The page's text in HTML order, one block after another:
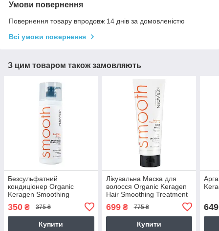
Умови повернення
Повернення товару впродовж 14 днів за домовленістю
Всі умови повернення
З цим товаром також замовляють
Безсульфатний
кондиціонер Organic
Keragen Smoothing
Conditioner з кератином,
250 г (розлив)
350 ₴ 375 ₴
Купити
Лікувальна Маска для
волосся Organic Keragen
Hair Smoothing Treatment
699₴ 775 ₴
Купити
649